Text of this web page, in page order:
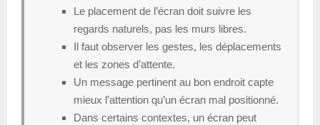
Le placement de l’écran doit suivre les
regards naturels, pas les murs libres.
Il faut observer les gestes, les déplacements
et les zones d’attente.
Un message pertinent au bon endroit capte
mieux l’attention qu’un écran mal positionné.
Dans certains contextes, un écran peut